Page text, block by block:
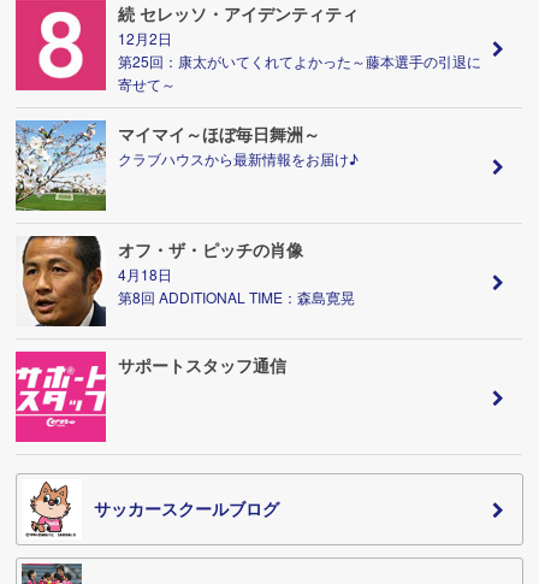
続 セレッソ・アイデンティティ
12月2日
第25回：康太がいてくれてよかった～藤本選手の引退に
寄せて～
マイマイ～ほぼ毎日舞洲～
クラブハウスから最新情報をお届け♪
オフ・ザ・ピッチの肖像
4月18日
第8回 ADDITIONAL TIME：森島寛晃
サポートスタッフ通信
サッカースクールブログ